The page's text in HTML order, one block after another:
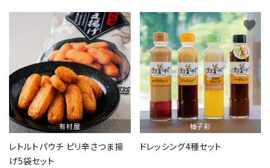
有村屋
レトルトパウチ ピリ辛さつま揚
げ5袋セット
favorite
柚子彩
ドレッシング4種セット
favorite